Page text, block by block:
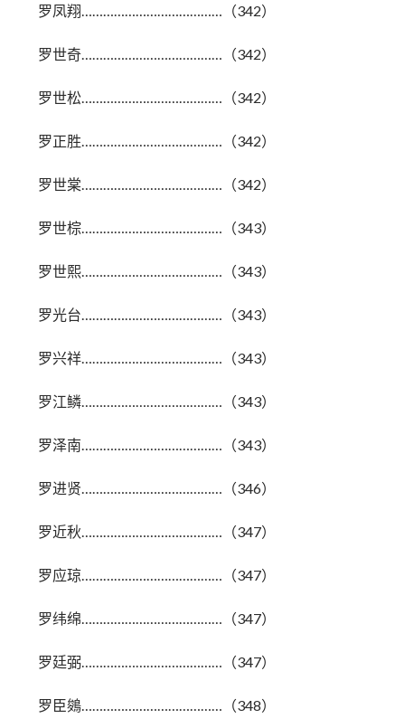
罗凤翔…………………………………（342）
罗世奇…………………………………（342）
罗世松…………………………………（342）
罗正胜…………………………………（342）
罗世棠…………………………………（342）
罗世棕…………………………………（343）
罗世熙…………………………………（343）
罗光台…………………………………（343）
罗兴祥…………………………………（343）
罗江鳞…………………………………（343）
罗泽南…………………………………（343）
罗进贤…………………………………（346）
罗近秋…………………………………（347）
罗应琼…………………………………（347）
罗纬绵…………………………………（347）
罗廷弼…………………………………（347）
罗臣鵕…………………………………（348）